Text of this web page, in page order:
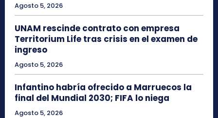
Agosto 5, 2026
UNAM rescinde contrato con empresa
Territorium Life tras crisis en el examen de
ingreso
Agosto 5, 2026
Infantino habría ofrecido a Marruecos la
final del Mundial 2030; FIFA lo niega
Agosto 5, 2026